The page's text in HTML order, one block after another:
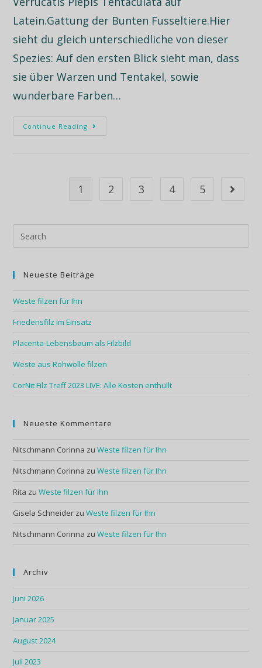
Latein.Gattung der Bunten Fusseltiere.Hier
sieht du gleich unterschiedliche von dieser
Spezies: Auf den ersten Blick sieht man, dass
sie über Warzen und Tentakel, sowie
wunderbare Farben…
Continue Reading
1 2 3 4 5
Neueste Beiträge
Weste filzen für Ihn
Friedensfilz im Einsatz
Placenta-Lebensbaum als Filzbild
Weste aus Rohwolle filzen
CorNit Filz Treff 2023 LIVE: Alle Kosten enthüllt
Neueste Kommentare
Nitschmann Corinna zuWeste filzen für Ihn
Nitschmann Corinna zuWeste filzen für Ihn
Rita zuWeste filzen für Ihn
Gisela Schneider zuWeste filzen für Ihn
Nitschmann Corinna zuWeste filzen für Ihn
Archiv
Juni 2026
Januar 2025
August 2024
Juli 2023